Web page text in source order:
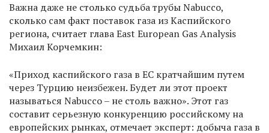
Важна даже не столько судьба трубы Nabucco,
сколько сам факт поставок газа из Каспийского
региона, считает глава East European Gas Analysis
Михаил Корчемкин:
«Приход каспийского газа в ЕС кратчайшим путем
через Турцию неизбежен. Будет ли этот проект
называться Nabucco – не столь важно». Этот газ
составит серьезную конкуренцию российскому на
европейских рынках, отмечает эксперт: добыча газа в